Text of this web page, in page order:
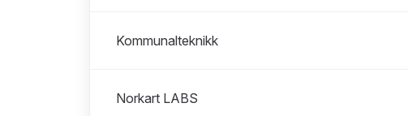
Kommunalteknikk
Norkart LABS